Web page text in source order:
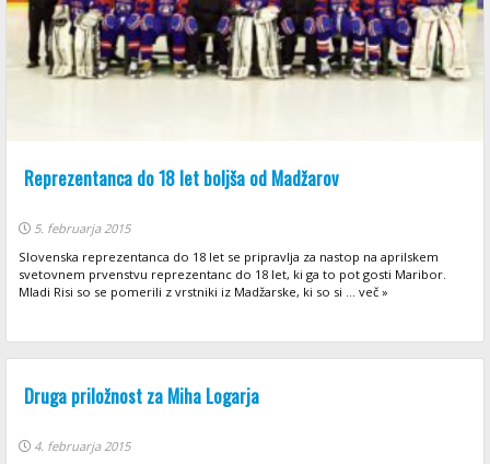
Reprezentanca do 18 let boljša od Madžarov
5. februarja 2015
Slovenska reprezentanca do 18 let se pripravlja za nastop na aprilskem
svetovnem prvenstvu reprezentanc do 18 let, ki ga to pot gosti Maribor.
Mladi Risi so se pomerili z vrstniki iz Madžarske, ki so si ... več »
Druga priložnost za Miha Logarja
4. februarja 2015